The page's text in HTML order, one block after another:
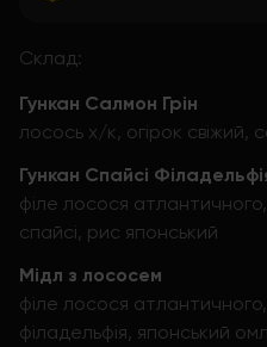
Склад:
Гункан Салмон Грін
лосось х/к, огірок свіжий,
Гункан Спайсі
філе лосося
спайсі, рис японський
Мідл з лососем
філе лосося
філадельфія, японський